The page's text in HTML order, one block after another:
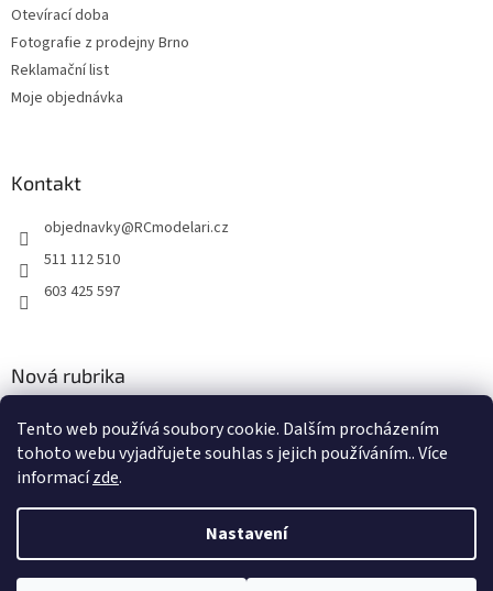
Tento web používá soubory cookie. Dalším procházením
tohoto webu vyjadřujete souhlas s jejich používáním.. Více
informacízde.
Nastavení
Otevírací doba
Fotografie z prodejny Brno
Reklamační list
Moje objednávka
Kontakt
objednavky@RCmodelari.cz
511 112 510
603 425 597
Nová rubrika
2.4.2020
Vytvořil Shoptet